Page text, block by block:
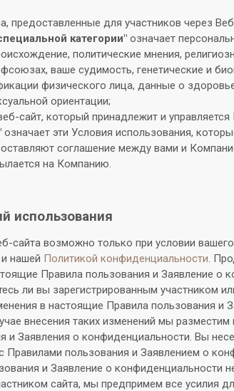
предоставленные для участников через
категории" означает
политические мнения,
ваше судимость, генетические и
физического лица, данные о
ориентации;
сайт, который принадлежит и
означает эти Условия использования,
соглашение между вами и
на Компанию.
использования
сайта возможно только при условии
нашей Политикой конфиденциальности.
Правила пользования и Заявление о
ли вы зарегистрированным участником
в настоящие Правила пользования и
внесения таких изменений мы
и Заявления о конфиденциальности. Вы
Правилами пользования и Заявлением о
и Заявление о конфиденциальности
сайта, мы предпримем все усилия